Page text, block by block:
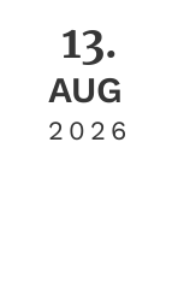
13.
AUG
2026